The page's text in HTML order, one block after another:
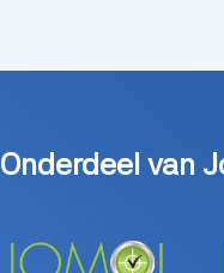
Onderdeel van